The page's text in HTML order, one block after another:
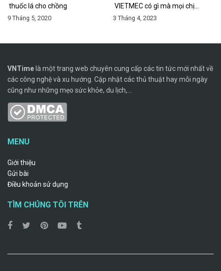
thuốc lá cho chồng
9 Tháng 5, 2020
VIETMEC có gì mà mọi chị…
3 Tháng 4, 2023
VNTime là một trang web chuyên cung cấp các tin tức mới nhất về
các công nghệ và xu hướng. Cập nhật các thủ thuật hay mỗi ngày
cũng như những mẹo sức khỏe, du lịch,...
MENU
Giới thiệu
Gửi bài
Điều khoản sử dụng
TÌM CHÚNG TÔI TRÊN